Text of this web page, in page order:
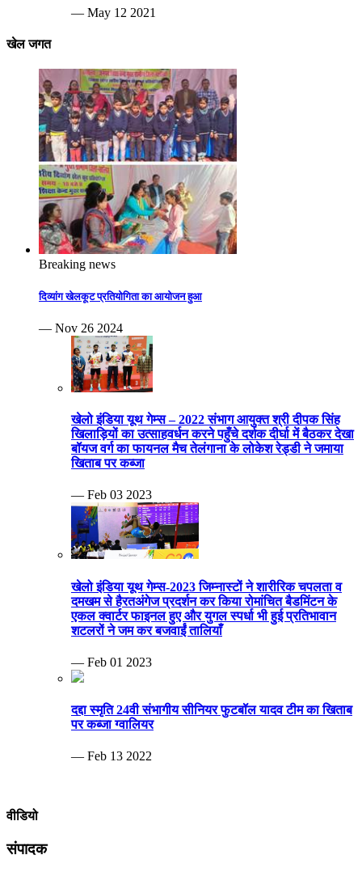
— May 12 2021
खेल जगत
Breaking news
दिव्यांग खेलकूट प्रतियोगिता का आयोजन हुआ
— Nov 26 2024
खेलो इंडिया यूथ गेम्स – 2022 संभाग आयुक्त श्री दीपक सिंह
खिलाड़ियों का उत्साहवर्धन करने पहुँचे दर्शक दीर्घा में बैठकर देखा
बॉयज वर्ग का फायनल मैच तेलंगाना के लोकेश रेड्डी ने जमाया
खिताब पर कब्जा
— Feb 03 2023
खेलो इंडिया यूथ गेम्स-2023 जिम्नास्टों ने शारीरिक चपलता व
दमखम से हैरतअंगेज प्रदर्शन कर किया रोमांचित बैडमिंटन के
एकल क्वार्टर फाइनल हुए और युगल स्पर्धा भी हुई प्रतिभावान
शटलरों ने जम कर बजवाईं तालियाँ
— Feb 01 2023
दद्दा स्मृति 24वी संभागीय सीनियर फुटबॉल यादव टीम का खिताब
पर कब्जा ग्वालियर
— Feb 13 2022
वीडियो
संपादक